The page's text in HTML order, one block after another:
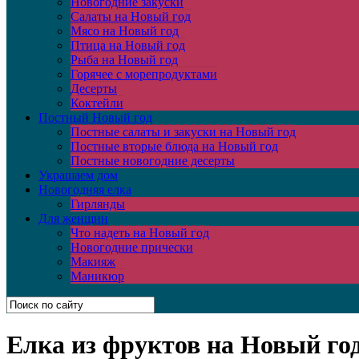
Салаты на Новый год
Мясо на Новый год
Птица на Новый год
Рыба на Новый год
Горячее с морепродуктами
Десерты
Коктейли
Постный Новый год
Постные салаты и закуски на Новый год
Постные вторые блюда на Новый год
Постные новогодние десерты
Украшаем дом
Новогодняя елка
Гирлянды
Для женщин
Что надеть на Новый год
Новогодние прически
Макияж
Маникюр
Елка из фруктов на Новый